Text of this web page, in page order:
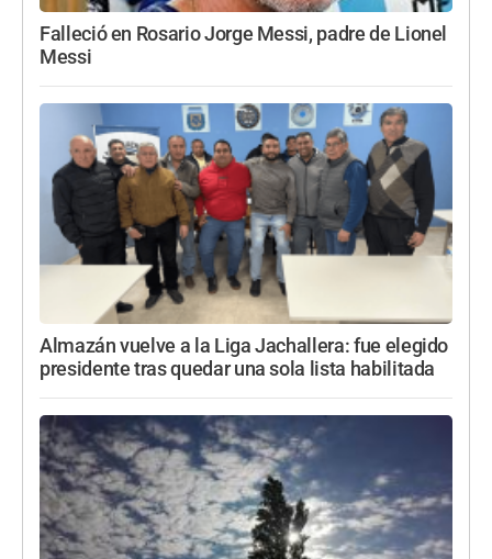
Falleció en Rosario Jorge Messi, padre de Lionel
Messi
Almazán vuelve a la Liga Jachallera: fue elegido
presidente tras quedar una sola lista habilitada